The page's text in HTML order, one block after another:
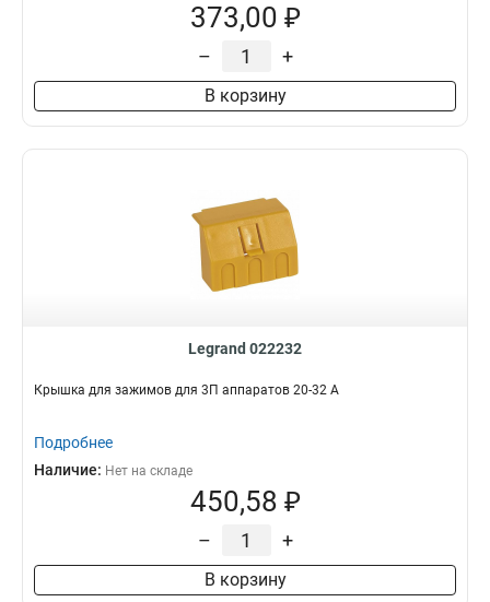
373,00 ₽
– +
В корзину
Legrand 022232
Крышка для зажимов для 3П аппаратов 20-32 A
Подробнее
Наличие: Нет на складе
450,58 ₽
– +
В корзину